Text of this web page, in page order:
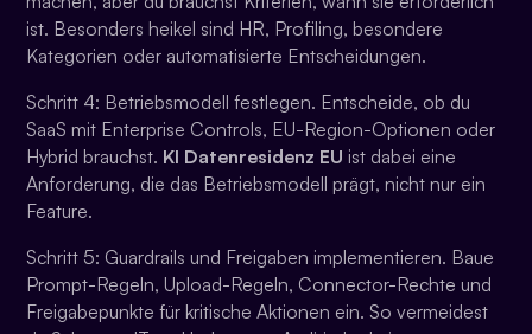
ist. Besonders heikel sind HR, Profiling, besondere
Kategorien oder automatisierte Entscheidungen.
Schritt 4: Betriebsmodell festlegen. Entscheide, ob du
SaaS mit Enterprise Controls, EU-Region-Optionen oder
Hybrid brauchst. KI Datenresidenz EU ist dabei eine
Anforderung, die das Betriebsmodell prägt, nicht nur ein
Feature.
Schritt 5: Guardrails und Freigaben implementieren. Baue
Prompt-Regeln, Upload-Regeln, Connector-Rechte und
Freigabepunkte für kritische Aktionen ein. So vermeidest